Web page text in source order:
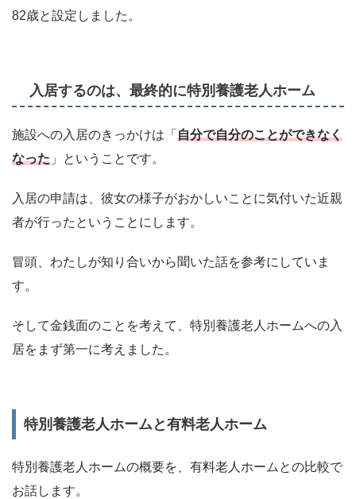
82歳と設定しました。
入居するのは、最終的に特別養護老人ホーム
施設への入居のきっかけは「 自分で自分のことができなく
なった 」ということです。
入居の申請は、彼女の様子がおかしいことに気付いた近親
者が行ったということにします。
冒頭、わたしが知り合いから聞いた話を参考にしていま
す。
そして金銭面のことを考えて、特別養護老人ホームへの入
居をまず第一に考えました。
特別養護老人ホームと有料老人ホーム
特別養護老人ホームの概要を、有料老人ホームとの比較で
お話します。